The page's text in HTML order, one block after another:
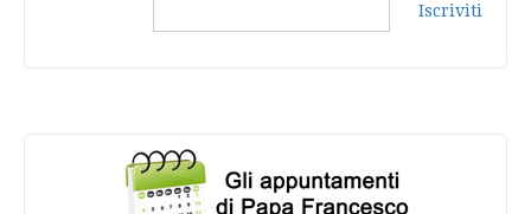
Iscriviti